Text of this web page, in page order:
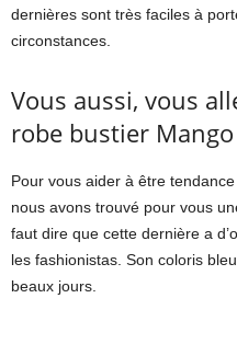
dernières sont très faciles à
circonstances.
Vous aussi, vous
robe bustier
Pour vous aider à être
nous avons trouvé pour vous
faut dire que cette dernière a
les fashionistas. Son coloris
beaux jours.